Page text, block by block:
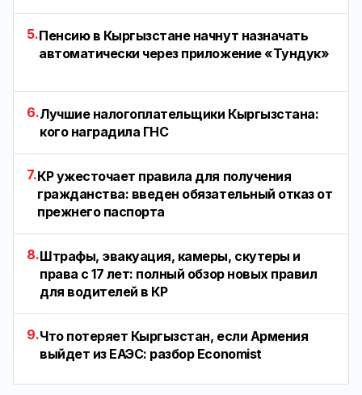
5.Пенсию в Кыргызстане начнут назначать
автоматически через приложение «Тундук»
6.Лучшие налогоплательщики Кыргызстана:
кого наградила ГНС
7.КР ужесточает правила для получения
гражданства: введен обязательный отказ от
прежнего паспорта
8.Штрафы, эвакуация, камеры, скутеры и
права с 17 лет: полный обзор новых правил
для водителей в КР
9.Что потеряет Кыргызстан, если Армения
выйдет из ЕАЭС: разбор Economist